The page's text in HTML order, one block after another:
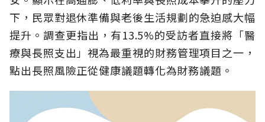
下，民眾對退休準備與老後生活規劃的急迫感大幅
提升。調查更指出，有13.5%的受訪者直接將「醫
療與長照支出」視為最重視的財務管理項目之一，
點出長照風險正從健康議題轉化為財務議題。